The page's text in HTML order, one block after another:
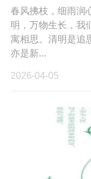
春风拂枝，细雨润
明，万物生长，我
寓相思。清明是追
亦是新…
2026-04-05